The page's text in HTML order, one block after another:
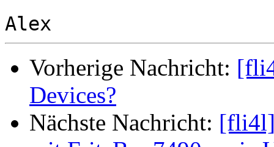
Vorherige Nachricht:
Devices?
Nächste Nachricht: [fli4l]